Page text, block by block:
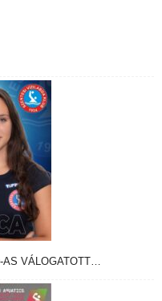
AS VÁLOGATOTT…